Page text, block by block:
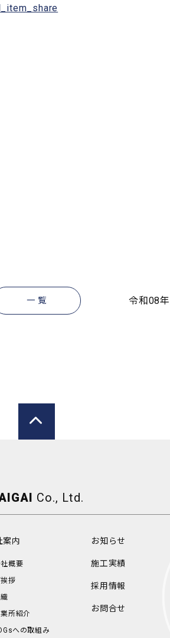
一 覧 令和08
Co., Ltd.
案内
概要
挨拶
所紹介
への取組み
お知らせ
施工実績
採用情報
お問合せ